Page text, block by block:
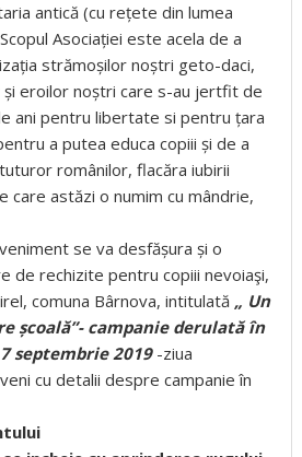
antică (cu rețete din lumea
Asociației este acela de a
strămoșilor noștri geto-daci,
eroilor noștri care s-au jertfit de
ani pentru libertate si pentru țara
a putea educa copiii și de a
românilor, flacăra iubirii
care astăzi o numim cu mândrie,
se va desfășura și o
de rechizite pentru copiii nevoiaşi,
comuna Bârnova, intitulată „ Un
școală”- campanie derulată în
septembrie 2019-ziua
cu detalii despre campanie în